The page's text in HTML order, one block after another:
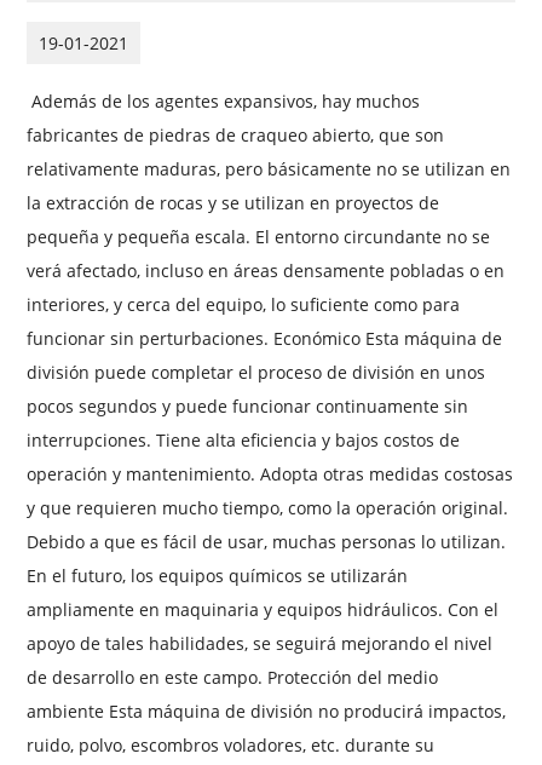
19-01-2021
Además de los agentes expansivos, hay muchos
fabricantes de piedras de craqueo abierto, que son
relativamente maduras, pero básicamente no se utilizan en
la extracción de rocas y se utilizan en proyectos de
pequeña y pequeña escala. El entorno circundante no se
verá afectado, incluso en áreas densamente pobladas o en
interiores, y cerca del equipo, lo suficiente como para
funcionar sin perturbaciones. Económico Esta máquina de
división puede completar el proceso de división en unos
pocos segundos y puede funcionar continuamente sin
interrupciones. Tiene alta eficiencia y bajos costos de
operación y mantenimiento. Adopta otras medidas costosas
y que requieren mucho tiempo, como la operación original.
Debido a que es fácil de usar, muchas personas lo utilizan.
En el futuro, los equipos químicos se utilizarán
ampliamente en maquinaria y equipos hidráulicos. Con el
apoyo de tales habilidades, se seguirá mejorando el nivel
de desarrollo en este campo. Protección del medio
ambiente Esta máquina de división no producirá impactos,
ruido, polvo, escombros voladores, etc. durante su